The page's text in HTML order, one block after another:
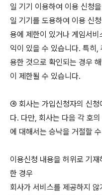
일 기기 이용하여 이용 신청
일 기기를 도용하여 이용 신
용에 제한이 있거나 게임서비
익이 있을 수 있습니다. 특히
용한 것으로 확인되는 경우
이 제한될 수 있습니다.
④ 회사는 가입신청자의 신청
다. 다만, 회사는 다음 각 호
에 대해서는 승낙을 거절할
이용신청 내용을 허위로 기
한 경우
회사가 서비스를 제공하지